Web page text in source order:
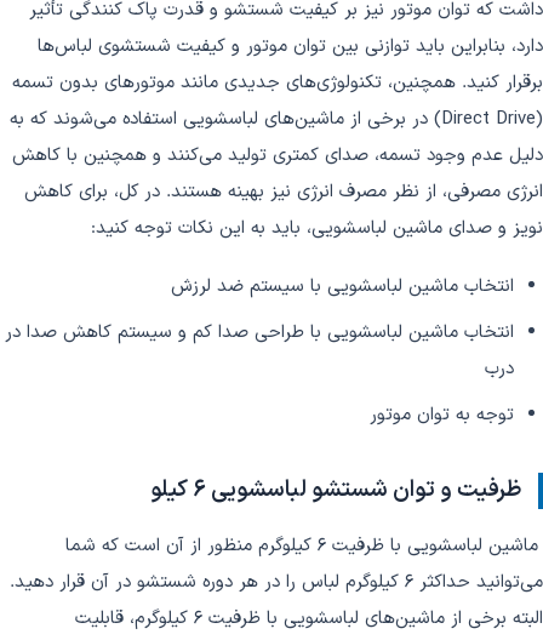
داشت که توان موتور نیز بر کیفیت شستشو و قدرت پاک کنندگی تأثیر
دارد، بنابراین باید توازنی بین توان موتور و کیفیت شستشوی لباس‌ها
برقرار کنید. همچنین، تکنولوژی‌های جدیدی مانند موتورهای بدون تسمه
(Direct Drive) در برخی از ماشین‌های لباسشویی استفاده می‌شوند که به
دلیل عدم وجود تسمه، صدای کمتری تولید می‌کنند و همچنین با کاهش
انرژی مصرفی، از نظر مصرف انرژی نیز بهینه هستند. در کل، برای کاهش
نویز و صدای ماشین لباسشویی، باید به این نکات توجه کنید:
انتخاب ماشین لباسشویی با سیستم ضد لرزش
انتخاب ماشین لباسشویی با طراحی صدا کم و سیستم کاهش صدا در
درب
توجه به توان موتور
ظرفیت و توان شستشو لباسشویی کیلو
ماشین لباسشویی با ظرفیت 6 کیلوگرم منظور از آن است که شما
می‌توانید حداکثر 6 کیلوگرم لباس را در هر دوره شستشو در آن قرار دهید.
البته برخی از ماشین‌های لباسشویی با ظرفیت 6 کیلوگرم، قابلیت